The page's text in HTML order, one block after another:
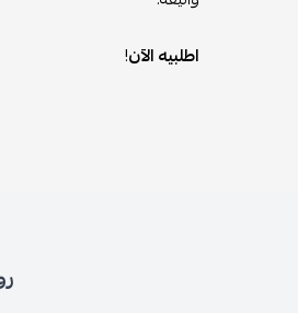
اطلبيه الآن!